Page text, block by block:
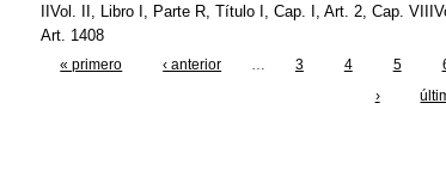
IIVol. II, Libro I, Parte R, Título I, Cap. I, Art. 2, Cap.
Art. 1408
« primero ‹ anterior … 3 4 5
›